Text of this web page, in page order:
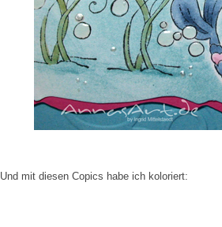
Und mit diesen Copics habe ich koloriert: